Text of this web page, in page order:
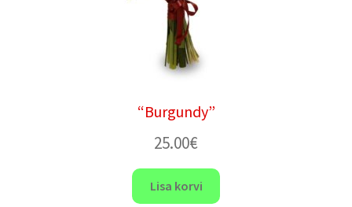
“Burgundy”
25.00€
Lisa korvi